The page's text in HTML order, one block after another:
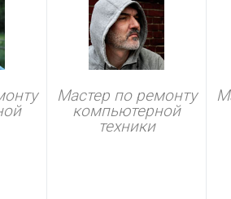
Мастер по ремонту
компьютерной
техники